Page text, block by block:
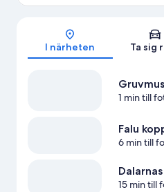
I närheten Ta sig
1 min till
Falu
6 min till
15 min till